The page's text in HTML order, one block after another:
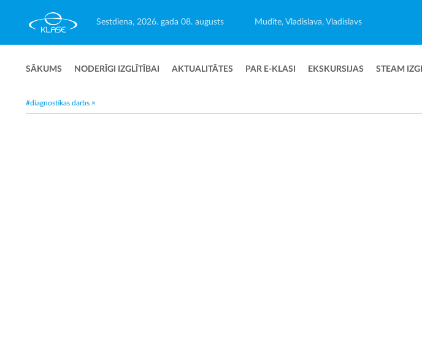
Sestdiena, 2026. gada 08. augusts Mudīte, Vladislava, Vladislavs
SĀKUMS NODERĪGI IZGLĪTĪBAI AKTUALITĀTES PAR E-KLASI EKSKURSIJAS STEAM
#diagnostikas darbs ×